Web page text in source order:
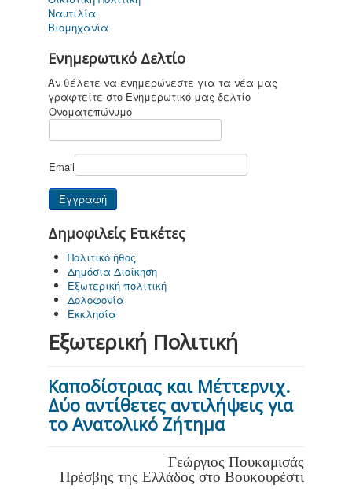
Επικοινωνία
Ναυτιλία
Βιομηχανία
Ενημερωτικό Δελτίο
Αν θέλετε να ενημερώνεστε για τα νέα μας
γραφτείτε στο Ενημερωτικό μας δελτίο
Ονοματεπώνυμο
Email
Δημοφιλείς Ετικέτες
Πολιτικό ήθος
Δημόσια Διοίκηση
Εξωτερική πολιτική
Δολοφονία
Εκκλησία
Εξωτερική Πολιτική
Καποδίστριας και Μέττερνιχ.
Δύο αντίθετες αντιλήψεις για
το Ανατολικό Ζήτημα
Γεώργιος Πουκαμισάς
Πρέσβης της Ελλάδος στο Βουκουρέστι